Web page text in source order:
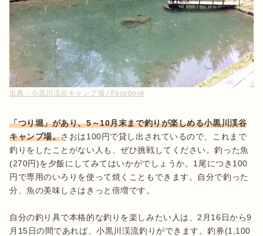
出典： 小黒川渓谷キャンプ場 / Facebook
「つり堀」があり、5～10月末まで釣りが楽しめる小黒川渓谷
キャンプ場。さおは100円で貸し出されているので、これまで
釣りをしたことがない人も、ぜひ挑戦してください。釣った魚
(270円)を夕飯にしてみてはいかがでしょうか。1尾につき100
円で専用のいろりを使って焼くこともできます。自分で釣った
分、魚の美味しさはきっと倍増です。
自分の釣り具で本格的な釣りを楽しみたい人は、2月16日から9
月15日の間であれば、小黒川渓流釣りができます。釣券(1,100